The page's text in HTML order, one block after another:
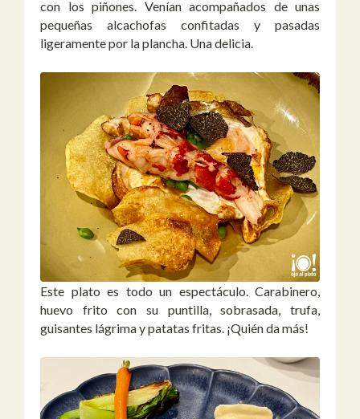
con los piñones. Venían acompañados de unas
pequeñas alcachofas confitadas y pasadas
ligeramente por la plancha. Una delicia.
Este plato es todo un espectáculo. Carabinero,
huevo frito con su puntilla, sobrasada, trufa,
guisantes lágrima y patatas fritas. ¡Quién da más!